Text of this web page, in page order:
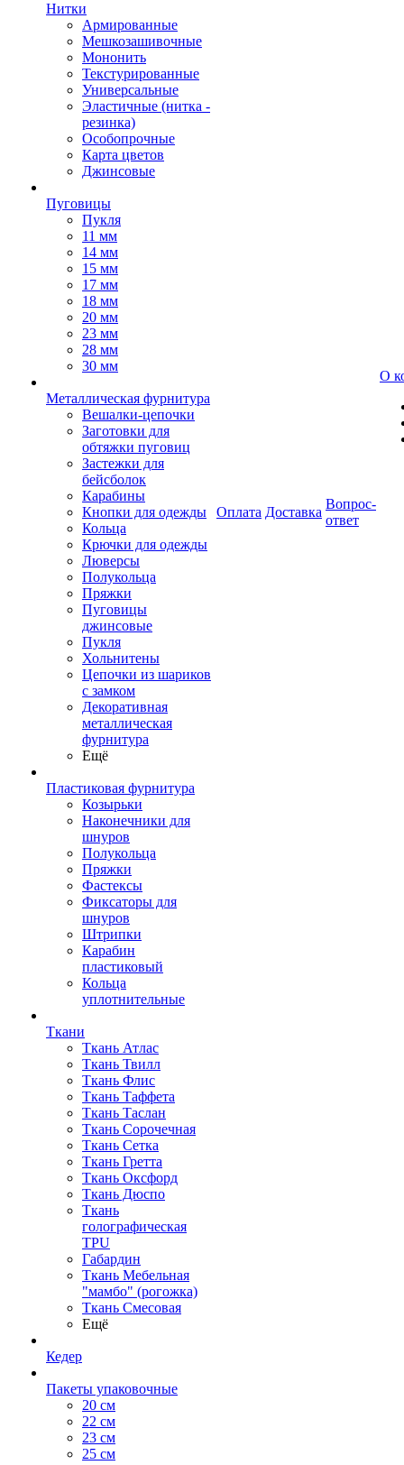
Нитки
Армированные
Мешкозашивочные
Мононить
Текстурированные
Универсальные
Эластичные (нитка -
резинка)
Особопрочные
Карта цветов
Джинсовые
Пуговицы
Пукля
11 мм
14 мм
15 мм
17 мм
18 мм
20 мм
23 мм
28 мм
30 мм
Металлическая фурнитура
Вешалки-цепочки
Заготовки для
обтяжки пуговиц
Застежки для
бейсболок
Карабины
Кнопки для одежды
Кольца
Крючки для одежды
Люверсы
Полукольца
Пряжки
Пуговицы
джинсовые
Пукля
Хольнитены
Цепочки из шариков
с замком
Декоративная
металлическая
фурнитура
Ещё
Пластиковая фурнитура
Козырьки
Наконечники для
шнуров
Полукольца
Пряжки
Фастексы
Фиксаторы для
шнуров
Штрипки
Карабин
пластиковый
Кольца
уплотнительные
Ткани
Ткань Атлас
Ткань Твилл
Ткань Флис
Ткань Таффета
Ткань Таслан
Ткань Сорочечная
Ткань Сетка
Ткань Гретта
Ткань Оксфорд
Ткань Дюспо
Ткань
голографическая
TPU
Габардин
Ткань Мебельная
"мамбо" (рогожка)
Ткань Смесовая
Ещё
Кедер
Пакеты упаковочные
20 см
22 см
23 см
25 см
Оплата Доставка
Вопрос-
ответ
О